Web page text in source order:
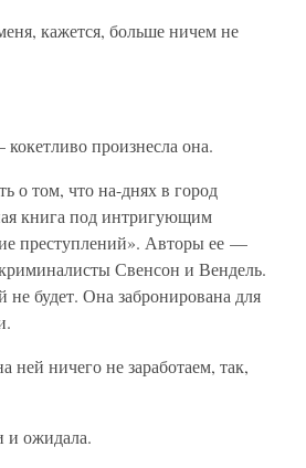
кажется, больше ничем не
произнесла она.
о том, что на-днях в город
книга под интригующим
преступлений». Авторы ее —
Свенсон и Вендель.
будет. Она забронирована для
ничего не заработаем, так,
и ожидала.